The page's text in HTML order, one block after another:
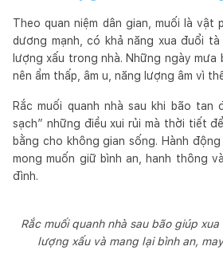
Theo quan niệm dân gian, muối là vật
dương mạnh, có khả năng xua đuổi
lượng xấu trong nhà. Những ngày mưa
nên ẩm thấp, âm u, năng lượng âm vì
Rắc muối quanh nhà sau khi bão tan
sạch” những điều xui rủi mà thời tiết
bằng cho không gian sống. Hành
mong muốn giữ bình an, hanh thông
đình.
Rắc muối quanh nhà sau bão giúp
lượng xấu và mang lại bình an,